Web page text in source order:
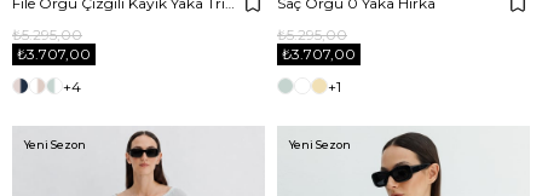
₺3.707,00
₺5.295,00
+4
₺3.707,00
₺5.295,00
+1
Yeni Sezon Yeni Sezon